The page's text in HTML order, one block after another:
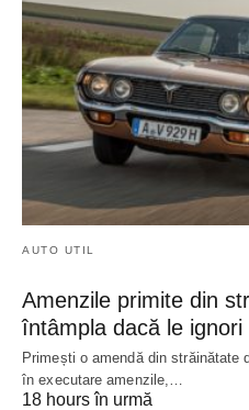
AUTO UTIL
Amenzile primite din
întâmpla dacă le ignori
Primești o amendă din străinătate
în executare amenzile,…
18 hours în urmă